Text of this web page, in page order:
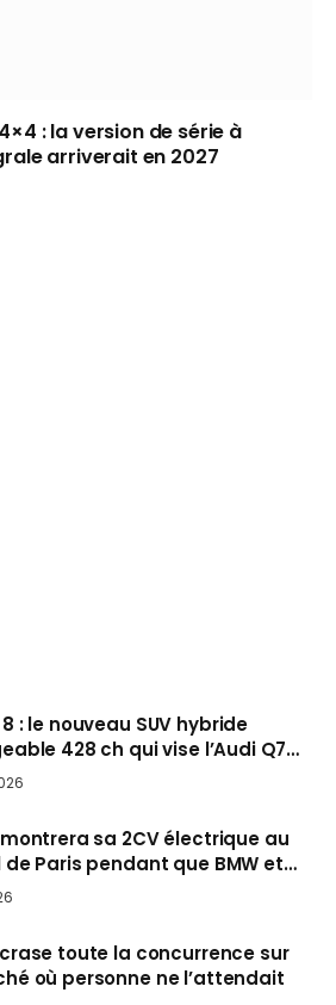
: la version de série à
arriverait en 2027
: le nouveau SUV hybride
428 ch qui vise l’Audi Q7
Europe cet automne
sa 2CV électrique au
de Paris pendant que BMW et
le salon
toute la concurrence sur
où personne ne l’attendait